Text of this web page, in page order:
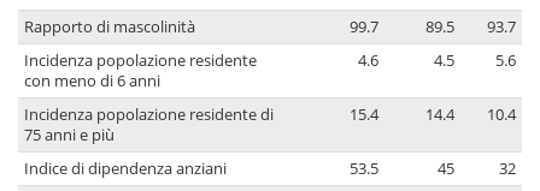
Rapporto di mascolinità 99.7 89.5
93.7
Incidenza popolazione residente
con meno di 6 anni
4.6 4.5 5.6
Incidenza popolazione residente di
75 anni e più
15.4 14.4 10.4
Indice di dipendenza anziani 53.5 45
32